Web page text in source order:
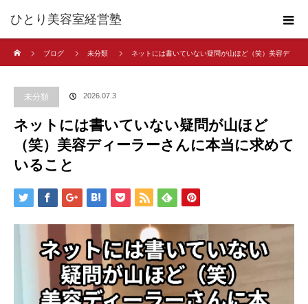
ひとり美容室経営塾
ブログ
未分類 ネットには書いていない疑問が山ほど（笑）美容デ
未分類 2026.07.3
ネットには書いていない疑問が山ほど
（笑）美容ディーラーさんに本当に求めて
いること